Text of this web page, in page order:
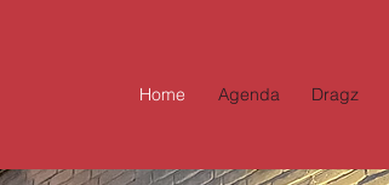
Home Agenda Dragz